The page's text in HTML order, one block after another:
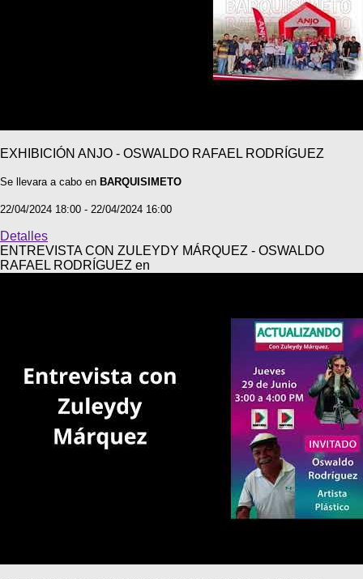
EXHIBICIÓN ANJO - OSWALDO RAFAEL RODRÍGUEZ
Se llevara a cabo en BARQUISIMETO
22/04/2024 18:00 - 22/04/2024 16:00
Detalles
ENTREVISTA CON ZULEYDY MÁRQUEZ - OSWALDO
RAFAEL RODRÍGUEZ en